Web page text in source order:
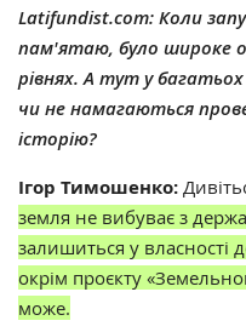
Latifundist.com: Коли
пам'ятаю, було широке
рівнях. А тут у
чи не намагаються
історію?
Ігор Тимошенко:
земля не вибуває з
залишиться у власності
окрім проєкту
може.